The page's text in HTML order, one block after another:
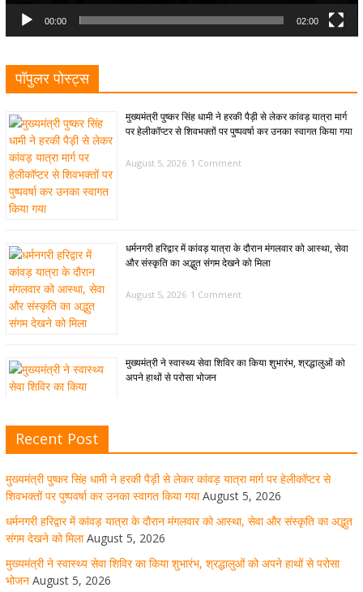
00:00 02:00
पॉपुलर पोस्ट्स
मुख्यमंत्री पुष्कर सिंह धामी ने हरकी पैड़ी से लेकर कांवड़ यात्रा मार्ग
पर हेलीकॉप्टर से शिवभक्तों पर पुष्पवर्षा कर उनका स्वागत किया गया
August 5, 2026 1 Comment
धर्मनगरी हरिद्वार में कांवड़ यात्रा के दौरान मंगलवार को आस्था, सेवा
और संस्कृति का अद्भुत संगम देखने को मिला
August 5, 2026 1 Comment
मुख्यमंत्री ने स्वास्थ्य सेवा शिविर का किया शुभारंभ, श्रद्धालुओं को
अपने हाथों से परोसा भोजन
सिद्धार्थ अग्रवाल ने शिष्टाचार भेंट की
1 Comment
सीएम धामी ने हरिद्वार में शिवभक्तों का हेलिकॉप्टर से पुष्पवर्षा और पैर
धोकर किया स्वागत
Recent Post
मुख्यमंत्री पुष्कर सिंह धामी ने हरकी पैड़ी से लेकर कांवड़ यात्रा मार्ग पर हेलीकॉप्टर से
शिवभक्तों पर पुष्पवर्षा कर उनका स्वागत किया गया August 5, 2026
धर्मनगरी हरिद्वार में कांवड़ यात्रा के दौरान मंगलवार को आस्था, सेवा और संस्कृति का अद्भुत
संगम देखने को मिला August 5, 2026
मुख्यमंत्री ने स्वास्थ्य सेवा शिविर का किया शुभारंभ, श्रद्धालुओं को अपने हाथों से परोसा
भोजन August 5, 2026